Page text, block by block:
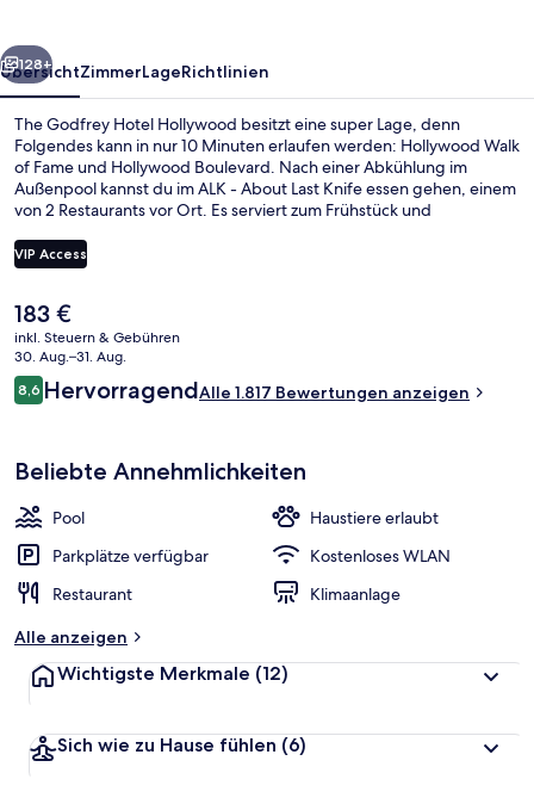
Weiter
128+
ÜbersichtZimmerLageRichtlinien
The Godfrey Hotel Hollywood besitzt eine super Lage, denn
Folgendes kann in nur 10 Minuten erlaufen werden: Hollywood Walk
of Fame und Hollywood Boulevard. Nach einer Abkühlung im
Außenpool kannst du im ALK - About Last Knife essen gehen, einem
von 2 Restaurants vor Ort. Es serviert zum Frühstück und
Poolbars, ein Fitnessbereich (rund um die Uhr geöffnet) und
Fitnessmöglichkeiten. Anderen Reisenden gefallen der Pool und die
ganz in der Nähe: Zur U-Bahn (Station Hollywood - Vine) sind es nur
11 Gehminuten.
VIP Access
Der
aktuelle
Preis
beträgt
183 €.
183 €
inkl. Steuern & Gebühren
30. Aug.–31. Aug.
Bewertungen
8,68,6 von 10.
HervorragendAlle 1.817 Bewertungen anzeigen
Beliebte Annehmlichkeiten
Pool
Haustiere erlaubt
Parkplätze verfügbar
Kostenloses WLAN
Restaurant
Klimaanlage
Alle anzeigen
Wichtigste Merkmale (12)
Sich wie zu Hause fühlen (6)